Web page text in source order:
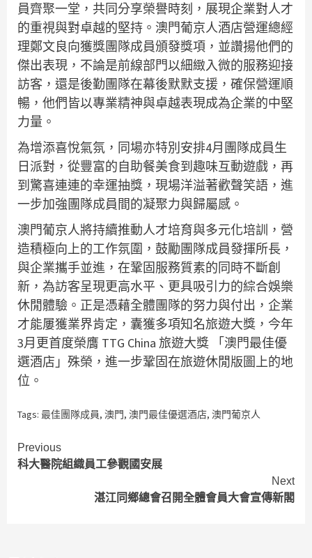
員齊聚一堂，共同分享榮譽時刻，展現企業對人才
的重視與對卓越的堅持。澳門葡京人酒店營運總經
理鄭文良向獲獎團隊成員頒發獎項，並讚揚他們的
傑出表現，不論是前線部門以細緻入微的服務迎接
訪客，還是後勤團隊在幕後默默支援，確保營運順
暢，他們皆以專業精神與卓越表現成為企業的中堅
力量。
為增添喜悅氣氛，同場亦特別安排4月團隊成員生
日派對，從豐富的自助餐美食到趣味互動遊戲，再
到驚喜連連的幸運抽獎，現場洋溢著歡聲笑語，進
一步加強團隊成員間的凝聚力與歸屬感。
澳門葡京人將持續推動人才培育與多元化培訓，營
造積極向上的工作氛圍，鼓勵團隊成員發揮所長，
與企業攜手並進，在鞏固服務質素的同時不斷創
新，為訪客呈現更高水平、更具吸引力的綜合娛樂
休閒體驗。正是憑藉全體團隊的努力與付出，企業
才能屢獲業界肯定，囊獲多項知名旅遊大獎，今年
3月更首度榮膺 TTG China 旅遊大獎 「澳門最佳優
選酒店」殊榮，進一步鞏固在旅遊休閒版圖上的地
位。
Tags: 最佳團隊成員, 澳門, 澳門最佳優選酒店, 澳門葡京人
Continue
Reading
Previous
科大醫院組織員工參觀國安展
Next
湛江同鄉總會召開全體會員大會宣傳新閣